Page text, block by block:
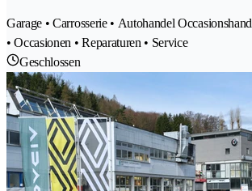
Garage • Carrosserie • Autohandel
• Occasionen • Reparaturen • Service
Geschlossen